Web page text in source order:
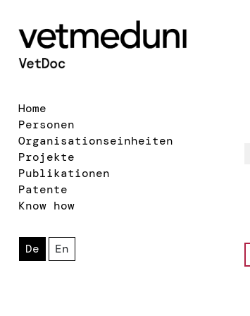
Home
Personen
Organisationseinheiten
Projekte
Publikationen
Patente
Know how
De En